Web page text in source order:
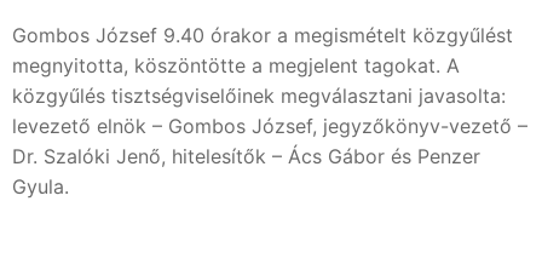
Gombos József 9.40 órakor a megismételt közgyűlést
megnyitotta, köszöntötte a megjelent tagokat. A
közgyűlés tisztségviselőinek megválasztani javasolta:
levezető elnök – Gombos József, jegyzőkönyv-vezető –
Dr. Szalóki Jenő, hitelesítők – Ács Gábor és Penzer
Gyula.